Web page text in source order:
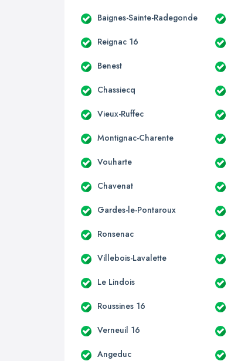
Baignes-Sainte-Radegonde
Reignac 16
Benest
Chassiecq
Vieux-Ruffec
Montignac-Charente
Vouharte
Chavenat
Gardes-le-Pontaroux
Ronsenac
Villebois-Lavalette
Le Lindois
Roussines 16
Verneuil 16
Angeduc